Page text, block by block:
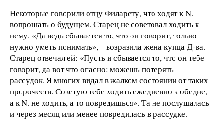
Некоторые говорили отцу Филарету, что ходят к N.
вопрошать о будущем. Старец не советовал ходить к
нему. «Да ведь сбывается то, что он говорит, только
нужно уметь понимать», – возразила жена купца Д-ва.
Старец отвечал ей: «Пусть и сбывается то, что он тебе
говорит, да вот что опасно: можешь потерять
рассудок. Я многих видал в жалком состоянии от таких
пророчеств. Советую тебе ходить ежедневно к обедне,
а к N. не ходить, а то повредишься». Та не послушалась
и через месяц или менее повредилась в рассудке.